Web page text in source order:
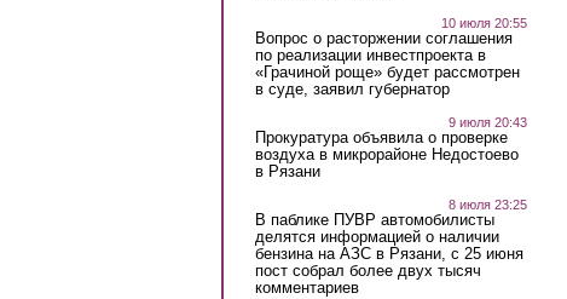
10 июля 20:55
Вопрос о расторжении соглашения
по реализации инвестпроекта в
«Грачиной роще» будет рассмотрен
в суде, заявил губернатор
9 июля 20:43
Прокуратура объявила о проверке
воздуха в микрорайоне Недостоево
в Рязани
8 июля 23:25
В паблике ПУВР автомобилисты
делятся информацией о наличии
бензина на АЗС в Рязани, с 25 июня
пост собрал более двух тысяч
комментариев